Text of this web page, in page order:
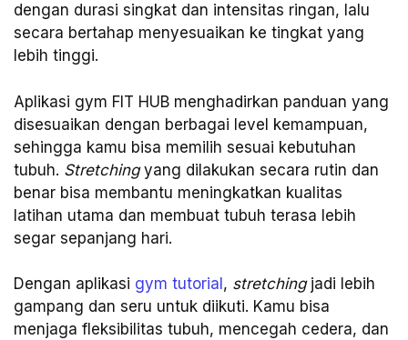
dengan durasi singkat dan intensitas ringan, lalu
secara bertahap menyesuaikan ke tingkat yang
lebih tinggi.
Aplikasi gym FIT HUB menghadirkan panduan yang
disesuaikan dengan berbagai level kemampuan,
sehingga kamu bisa memilih sesuai kebutuhan
tubuh. Stretchingyang dilakukan secara rutin dan
benar bisa membantu meningkatkan kualitas
latihan utama dan membuat tubuh terasa lebih
segar sepanjang hari.
Dengan aplikasi gym tutorial , stretchingjadi lebih
gampang dan seru untuk diikuti. Kamu bisa
menjaga fleksibilitas tubuh, mencegah cedera, dan